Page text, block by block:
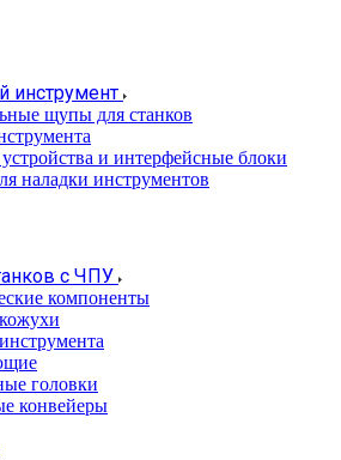
инструмент
щупы для станков
и интерфейсные блоки
наладки инструментов
с ЧПУ
компоненты
головки
конвейеры